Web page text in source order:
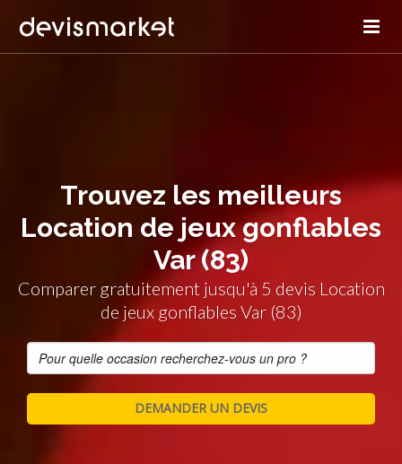
Trouvez les meilleurs
Location de jeux gonflables
Var (83)
Comparer gratuitement jusqu'à 5 devis Location
de jeux gonflables Var (83)